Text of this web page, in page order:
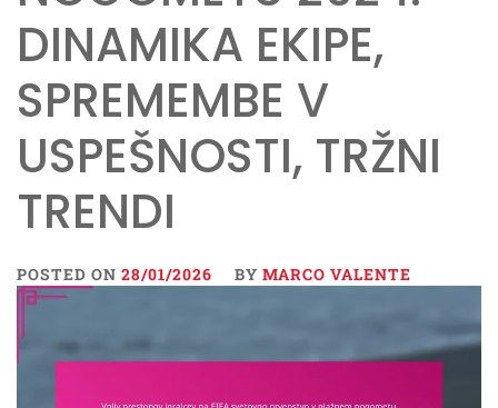
DINAMIKA EKIPE,
SPREMEMBE V
USPEŠNOSTI, TRŽNI
TRENDI
POSTED ON 28/01/2026 BY MARCO VALENTE